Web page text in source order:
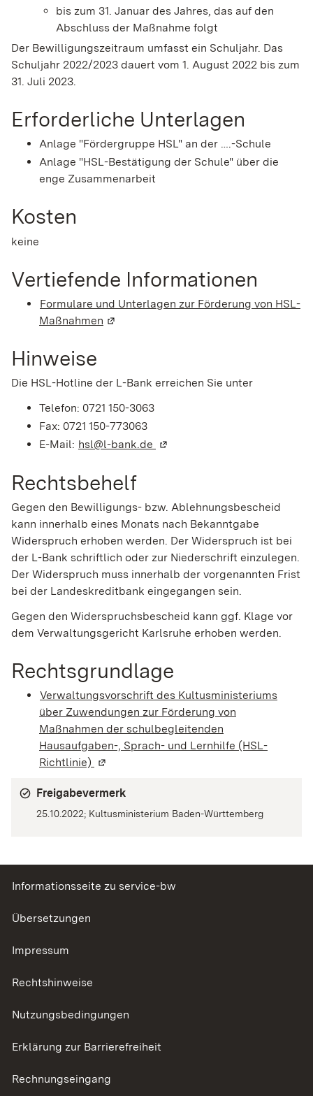
bis zum 31. Januar des Jahres, das auf den
Abschluss der Maßnahme folgt
Der Bewilligungszeitraum umfasst ein Schuljahr. Das
Schuljahr 2022/2023 dauert vom 1. August 2022 bis zum
31. Juli 2023.
Erforderliche Unterlagen
Anlage "Fördergruppe HSL" an der ….-Schule
Anlage "HSL-Bestätigung der Schule" über die
enge Zusammenarbeit
Kosten
keine
Vertiefende Informationen
Formulare und Unterlagen zur Förderung von HSL-
Maßnahmen (Wird in einem neuen Fenster geöffnet)
Hinweise
Die HSL-Hotline der L-Bank erreichen Sie unter
Telefon: 0721 150-3063
Fax: 0721 150-773063
E-Mail: hsl@l-bank.de (Wird in einem neuen
Rechtsbehelf
Gegen den Bewilligungs- bzw. Ablehnungsbescheid
kann innerhalb eines Monats nach Bekanntgabe
Widerspruch erhoben werden. Der Widerspruch ist bei
der L-Bank schriftlich oder zur Niederschrift einzulegen.
Der Widerspruch muss innerhalb der vorgenannten Frist
bei der Landeskreditbank eingegangen sein.
Gegen den Widerspruchsbescheid kann ggf. Klage vor
dem Verwaltungsgericht Karlsruhe erhoben werden.
Rechtsgrundlage
Verwaltungsvorschrift des Kultusministeriums
über Zuwendungen zur Förderung von
Maßnahmen der schulbegleitenden
Hausaufgaben-, Sprach- und Lernhilfe (HSL-
Richtlinie) (Wird in einem neuen Fenster geöffnet)
Freigabevermerk
25.10.2022; Kultusministerium Baden-Württemberg
Informationsseite zu service-bw
Übersetzungen
Impressum
Rechtshinweise
Nutzungsbedingungen
Erklärung zur Barrierefreiheit
Rechnungseingang